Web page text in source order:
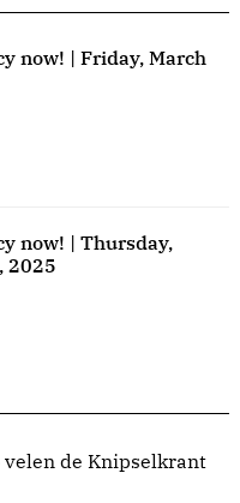
now! | Friday, March
now! | Thursday,
2025
de Knipselkrant